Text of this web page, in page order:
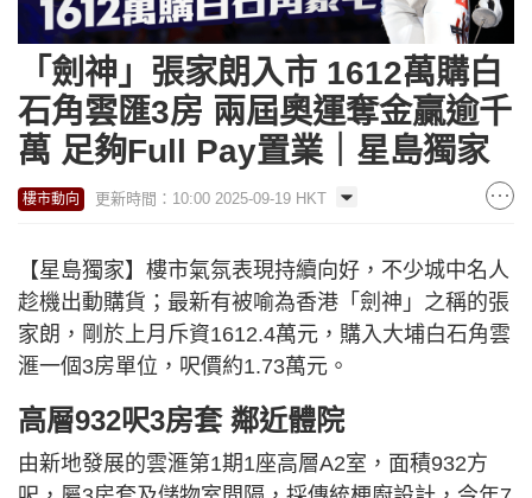
「劍神」張家朗入市 1612萬購白
石角雲匯3房 兩屆奧運奪金贏逾千
萬 足夠Full Pay置業｜星島獨家
樓市動向 更新時間：10:00 2025-09-19 HKT
【星島獨家】樓市氣氛表現持續向好，不少城中名人
趁機出動購貨；最新有被喻為香港「劍神」之稱的張
家朗，剛於上月斥資1612.4萬元，購入大埔白石角雲
滙一個3房單位，呎價約1.73萬元。
高層932呎3房套 鄰近體院
由新地發展的雲滙第1期1座高層A2室，面積932方